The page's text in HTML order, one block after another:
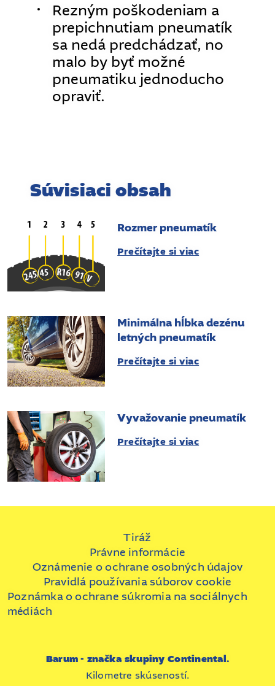
Rezným poškodeniam a
prepichnutiam pneumatík
sa nedá predchádzať, no
malo by byť možné
pneumatiku jednoducho
opraviť.
Súvisiaci obsah
Rozmer pneumatík
Prečítajte si viac
Minimálna hĺbka dezénu
letných pneumatík
Prečítajte si viac
Vyvažovanie pneumatík
Prečítajte si viac
Tiráž
Právne informácie
Oznámenie o ochrane osobných údajov
Pravidlá používania súborov cookie
Poznámka o ochrane súkromia na sociálnych
médiách
Barum - značka skupiny Continental.
Kilometre skúseností.